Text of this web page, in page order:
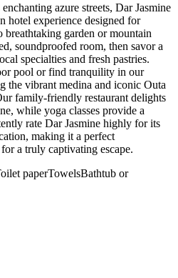
azure streets, Dar Jasmine
hotel experience designed for
breathtaking garden or mountain
soundproofed room, then savor a
specialties and fresh pastries.
pool or find tranquility in our
the vibrant medina and iconic Outa
family-friendly restaurant delights
while yoga classes provide a
rate Dar Jasmine highly for its
making it a perfect
a truly captivating escape.
paperTowelsBathtub or